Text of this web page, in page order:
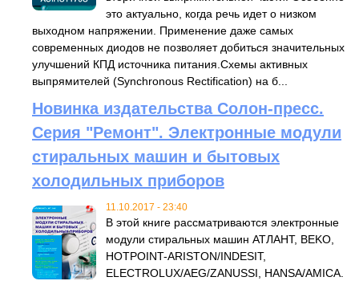
это актуально, когда речь идет о низком
выходном напряжении. Применение даже самых
современных диодов не позволяет добиться значительных
улучшений КПД источника питания.Схемы активных
выпрямителей (Synchronous Rectification) на б...
Новинка издательства Солон-пресс.
Серия "Ремонт". Электронные модули
стиральных машин и бытовых
холодильных приборов
11.10.2017 - 23:40
В этой книге рассматриваются электронные
модули стиральных машин АТЛАНТ, BEKO,
HOTPOINT-ARISTON/INDESIT,
ELECTROLUX/AEG/ZANUSSI, HANSA/AMICA.